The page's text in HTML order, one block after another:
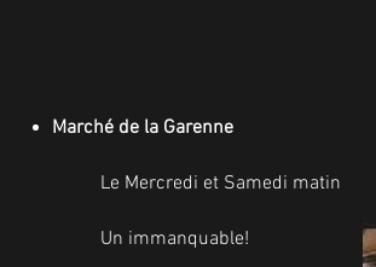
Marché de la Garenne
Le Mercredi et Samedi matin
Un immanquable!